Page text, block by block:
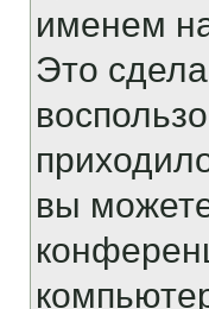
именем
Это
вы